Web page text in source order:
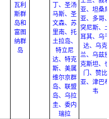
瓦利
斯群
岛和
富图
纳群
岛
丁、圣汤
马斯、圣
文森、苏
里南、托
土拉岛、
特立尼
达、特克
斯、美属
维尔京群
岛、联盟
岛、乌拉
圭、委内
瑞拉
亚、坦桑
亚、多哥
突尼斯、
耳其、乌
达、乌克
兰、乌兹
克斯坦、
门、赞比
亚、津巴
韦